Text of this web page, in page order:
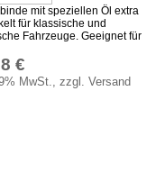
mit speziellen Öl extra
für klassische und
Fahrzeuge. Geeignet für
€
MwSt., zzgl. Versand